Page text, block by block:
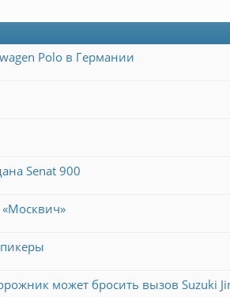
Polo в Германии
Senat 900
может бросить вызов Suzuki